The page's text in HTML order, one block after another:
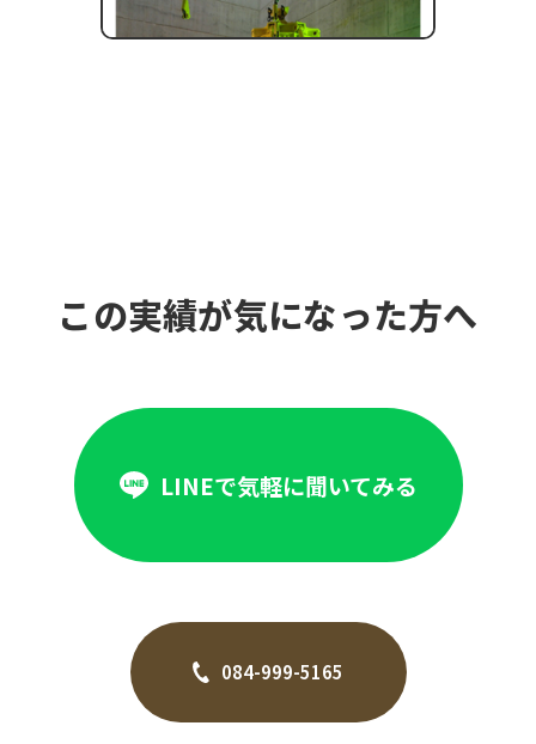
この実績が気になった方へ
LINEで気軽に聞いてみる
084-999-5165